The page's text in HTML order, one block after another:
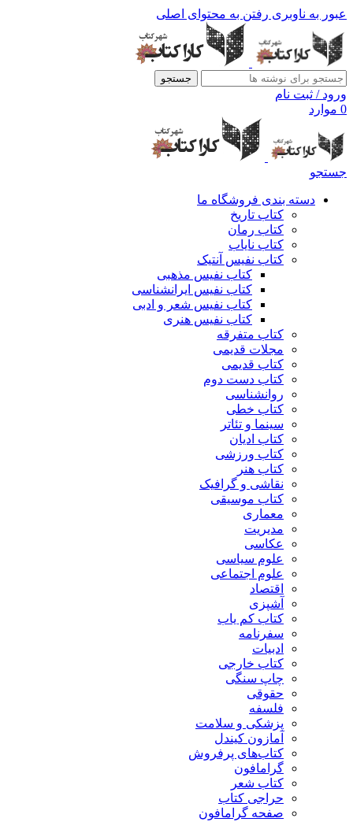
عبور به ناوبری رفتن به محتوای اصلی
جستجو
ورود / ثبت نام
0 موارد
جستجو
دسته بندی فروشگاه ما
کتاب تاریخ
کتاب رمان
کتاب نایاب
کتاب نفیس آنتیک
کتاب نفیس مذهبی
کتاب نفیس ایرانشناسی
کتاب نفیس شعر و ادبی
کتاب نفیس هنری
کتاب متفرقه
مجلات قدیمی
کتاب قدیمی
کتاب دست دوم
روانشناسی
کتاب خطی
سینما و تئاتر
کتاب ادیان
کتاب ورزشی
کتاب هنر
نقاشی و گرافیک
کتاب موسیقی
معماری
مدیریت
عکاسی
علوم سیاسی
علوم اجتماعی
اقتصاد
آشپزی
کتاب کم یاب
سفرنامه
ادبیات
کتاب خارجی
چاپ سنگی
حقوقی
فلسفه
پزشکی و سلامت
آمازون کیندل
کتاب‌های پرفروش
گرامافون
کتاب شعر
حراجی کتاب
صفحه گرامافون